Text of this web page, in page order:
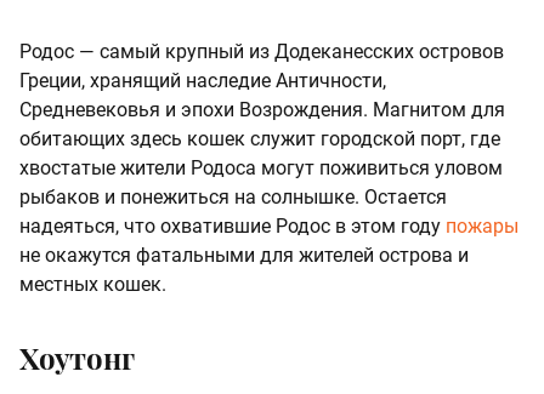
Родос — самый крупный из Додеканесских островов
Греции, хранящий наследие Античности,
Средневековья и эпохи Возрождения. Магнитом для
обитающих здесь кошек служит городской порт, где
хвостатые жители Родоса могут поживиться уловом
рыбаков и понежиться на солнышке. Остается
надеяться, что охватившие Родос в этом году пожары
не окажутся фатальными для жителей острова и
местных кошек.
Хоутонг